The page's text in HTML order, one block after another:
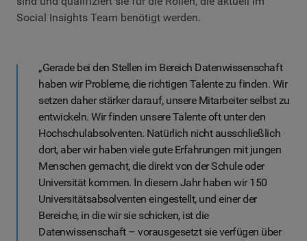
Social Insights Team benötigt werden.
„Gerade bei den Stellen im Bereich Datenwissenschaft
haben wir Probleme, die richtigen Talente zu finden. Wir
setzen daher stärker darauf, unsere Mitarbeiter selbst zu
entwickeln. Wir finden unsere Talente oft unter den
Hochschulabsolventen. Natürlich nicht ausschließlich
dort, aber wir haben viele gute Erfahrungen mit jungen
Menschen gemacht, die direkt von der Schule oder
Universität kommen. In diesem Jahr haben wir 150
Universitätsabsolventen eingestellt, und einer der
Bereiche, in die wir sie schicken, ist die
Datenwissenschaft – vorausgesetzt sie verfügen über